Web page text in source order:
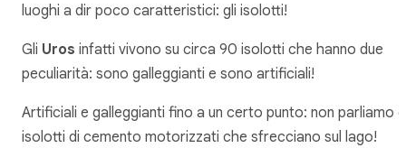
luoghi a dir poco caratteristici: gli isolotti!
Gli Uros infatti vivono su circa 90 isolotti che hanno due
peculiarità: sono galleggianti e sono artificiali!
Artificiali e galleggianti fino a un certo punto: non parliamo
isolotti di cemento motorizzati che sfrecciano sul lago!